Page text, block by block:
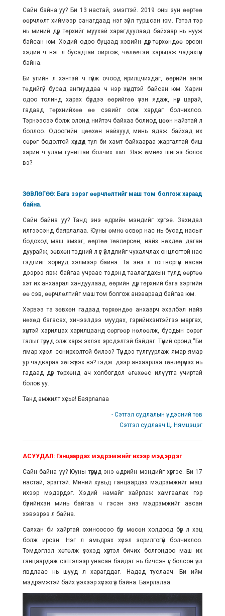
Сайн байна уу? Би 13 настай, эмэгтэй. 2019 оны зун өөртөө
өөрчлөлт хиймээр санагдаад нэг зүйл туршсан юм. Гэтэл тэр
нь миний дүр төрхийг муухай харагдуулаад байхаар нь нууж
байсан юм. Хэдий одоо буцаад хэвийн дүр төрхөндөө орсон
хэдий ч нэг л бусадтай ойртож, чөлөөтэй харьцаж чадахгүй
байна.
Би угийн л хэнтэй ч гүйж очоод ярилцчихдаг, өөрийн анги
төдийгүй бусад ангиуддаа ч нэр хүндтэй байсан юм. Харин
одоо толинд харах бүрдээ өөрийгөө үзэн ядаж, нүүр царай,
гадаад төрхнийхөө өө сэвийг олж хардаг болчихлоо.
Тэрнээсээ болж олонд нийтэч байхаа болиод цөөн найзтай л
боллоо. Одоогийн цөөхөн найзууд минь ядаж байхад их
сөрөг бодолтой хүүхдүүд тул би хамт байхаараа жаргалтай биш
харин ч улам гунигтай болчих шиг. Яаж өмнөх шигээ болох
вэ?
ЗӨВЛӨГӨӨ: Бага зэрэг өөрчлөлтийг маш том болгож хараад
байна.
Сайн байна уу? Танд энэ өдрийн мэндийг хүргэе. Захидал
илгээсэнд баярлалаа. Юуны өмнө өсвөр нас нь бусад насыг
бодоход маш эмзэг, өөртөө төвлөрсөн, найз нөхдөө даган
дуурайж, зөвхөн тэдний л үг үйлдлийг чухалчлах онцлогтой нас
гэдгийг зориуд хэлмээр байна. Та энэ л тогтворгүй насан
дээрээ явж байгаа учраас тэдэнд таалагдахын тулд өөртөө
хэт их анхаарал хандуулаад, өөрийн дүр төрхний бага зэргийн
өө сэв, өөрчлөлтийг маш том болгож анзаараад байгаа юм.
Хэрвээ та зөвхөн гадаад төрхөндөө анхаарч эхэлбэл найз
нөхөд багасах, хичээлдээ муудах, гэрийнхэнтэйгээ маргах,
хүнтэй харилцах харилцаанд сөргөөр нөлөөлж, бусдын сөрөг
талыг түрүүнд олж харж эхлэх эрсдэлтэй байдаг. Түүний оронд “Би
ямар хүсэл сонирхолтой билээ? Түүндээ тулгуурлаж ямар ямар
ур чадвараа хөгжүүлэх вэ? гэдэг дээр анхаарлаа төвлөрүүлэх нь
гадаад дүр төрхөнд ач холбогдол өгөхөөс илүү утга учиртай
болов уу.
Танд амжилт хүсье! Баярлалаа
- Сэтгэл судлалын үндэсний төв
Сэтгэл судлаач Ц. Нямцэцэг
АСУУДАЛ: Ганцаардах мэдрэмжийг ихээр мэдэрдэг
Сайн байна уу? Юуны түрүүнд энэ өдрийн мэндийг хүргэе. Би 17
настай, эрэгтэй. Миний хувьд ганцаардах мэдрэмжийг маш
ихээр мэдэрдэг. Хэдий намайг хайрлаж хамгаалах гэр
бүлийнхэн минь байгаа ч гэсэн энэ мэдрэмжийг авсан
хэвээрээ л байна.
Саяхан би хайртай охиноосоо бүр мөсөн холдоод бүүр л хэцүү
болж ирсэн. Нэг л амьдрах хүсэл зорилгогүй болчихлоо.
Тэмдэглэл хөтөлж үзэхэд хүртэл бичих болгондоо маш их
ганцаардаж сэтгэлээр унасан байдаг нь бичсэн үг болсон үйл
явдлаас нь шууд л харагддаг. Надад туслаач. Би ийм
мэдрэмжтэй байх үнэхээр хүсэхгүй байна. Баярлалаа.